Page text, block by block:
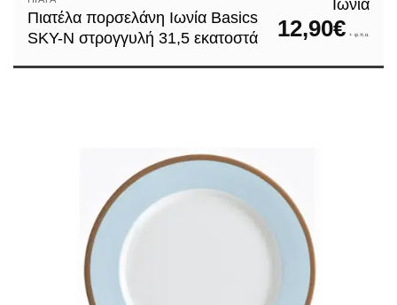
Πιατέλα πορσελάνη Ιωνία Basics
SKY-N στρογγυλή 31,5 εκατοστά
Ιωνια
12,90€ + φ.π.α.